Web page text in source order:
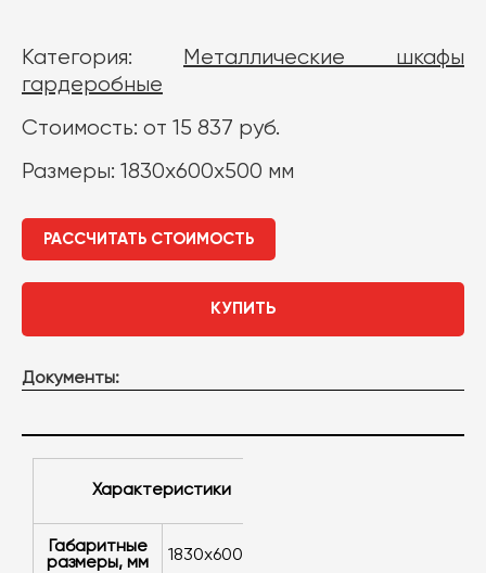
Категория:
Металлические шкафы
гардеробные
Стоимость: от 15 837 руб.
Размеры: 1830х600х500 мм
РАССЧИТАТЬ СТОИМОСТЬ
КУПИТЬ
Документы:
Характеристики
размеры, мм
1830х600х500